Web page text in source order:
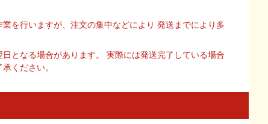
を行いますが、注文の集中などにより 発送までにより多
となる場合があります。 実際には発送完了している場合
ください。